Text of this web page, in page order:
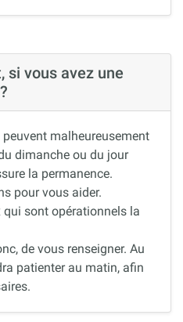
si vous avez une
malheureusement
dimanche ou du jour
la permanence.
pour vous aider.
sont opérationnels la
de vous renseigner. Au
patienter au matin, afin